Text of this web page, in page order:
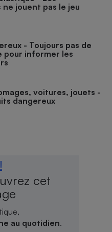
jouent pas le jeu
- Toujours pas de
pour informer les
voitures, jouets -
dangereux
cet
au quotidien.